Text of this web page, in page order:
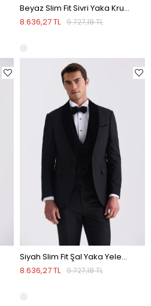
Beyaz Slim Fit Sivri Yaka Kruvaze Smokin Takım Elbise
8.636,27 TL 9.727,18 TL
Siyah Slim Fit Şal Yaka Yelekli Smokin Takım Elbise
8.636,27 TL 9.727,18 TL